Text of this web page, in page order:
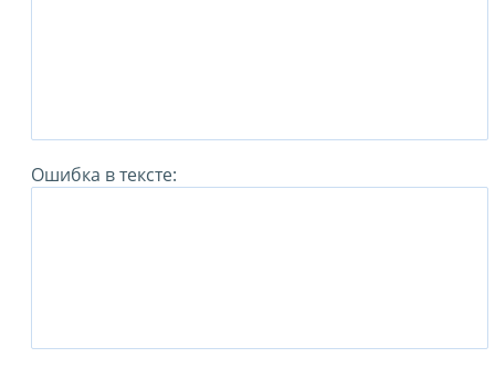
Ошибка в тексте: